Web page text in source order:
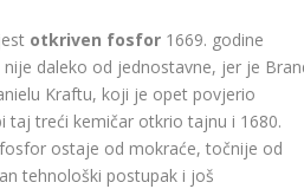
otkriven fosfor 1669. godine
daleko od jednostavne, jer je
Kraftu, koji je opet povjerio
taj treći kemičar otkrio tajnu i 1680.
ostaje od mokraće, točnije od
tehnološki postupak i još